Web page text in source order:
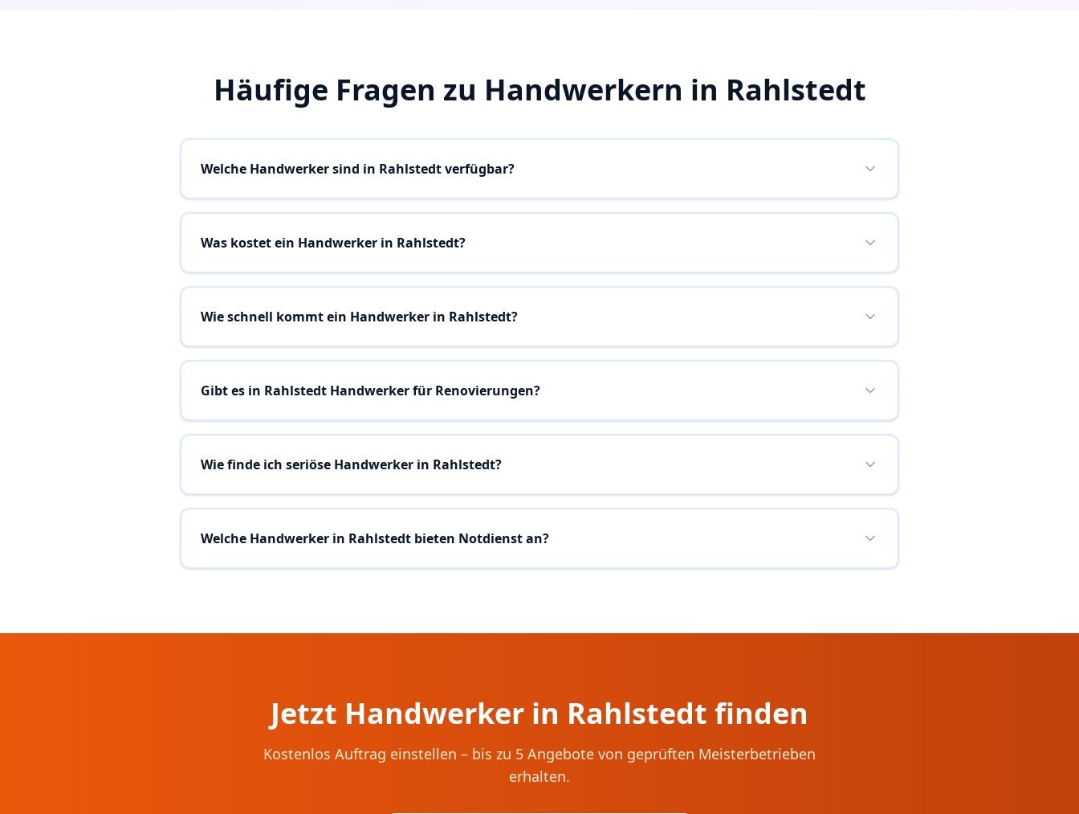
Häufige Fragen zu Handwerkern in Rahlstedt
Welche Handwerker sind in Rahlstedt verfügbar?
Was kostet ein Handwerker in Rahlstedt?
Wie schnell kommt ein Handwerker in Rahlstedt?
Gibt es in Rahlstedt Handwerker für Renovierungen?
Wie finde ich seriöse Handwerker in Rahlstedt?
Welche Handwerker in Rahlstedt bieten Notdienst an?
Jetzt Handwerker in Rahlstedt finden
Kostenlos Auftrag einstellen – bis zu 5 Angebote von geprüften Meisterbetrieben
erhalten.